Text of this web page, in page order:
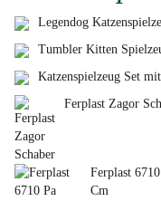
Legendog
Tumbler Kitten
Katzenspielzeug Set
Ferplast Zagor
Ferplast
Cm